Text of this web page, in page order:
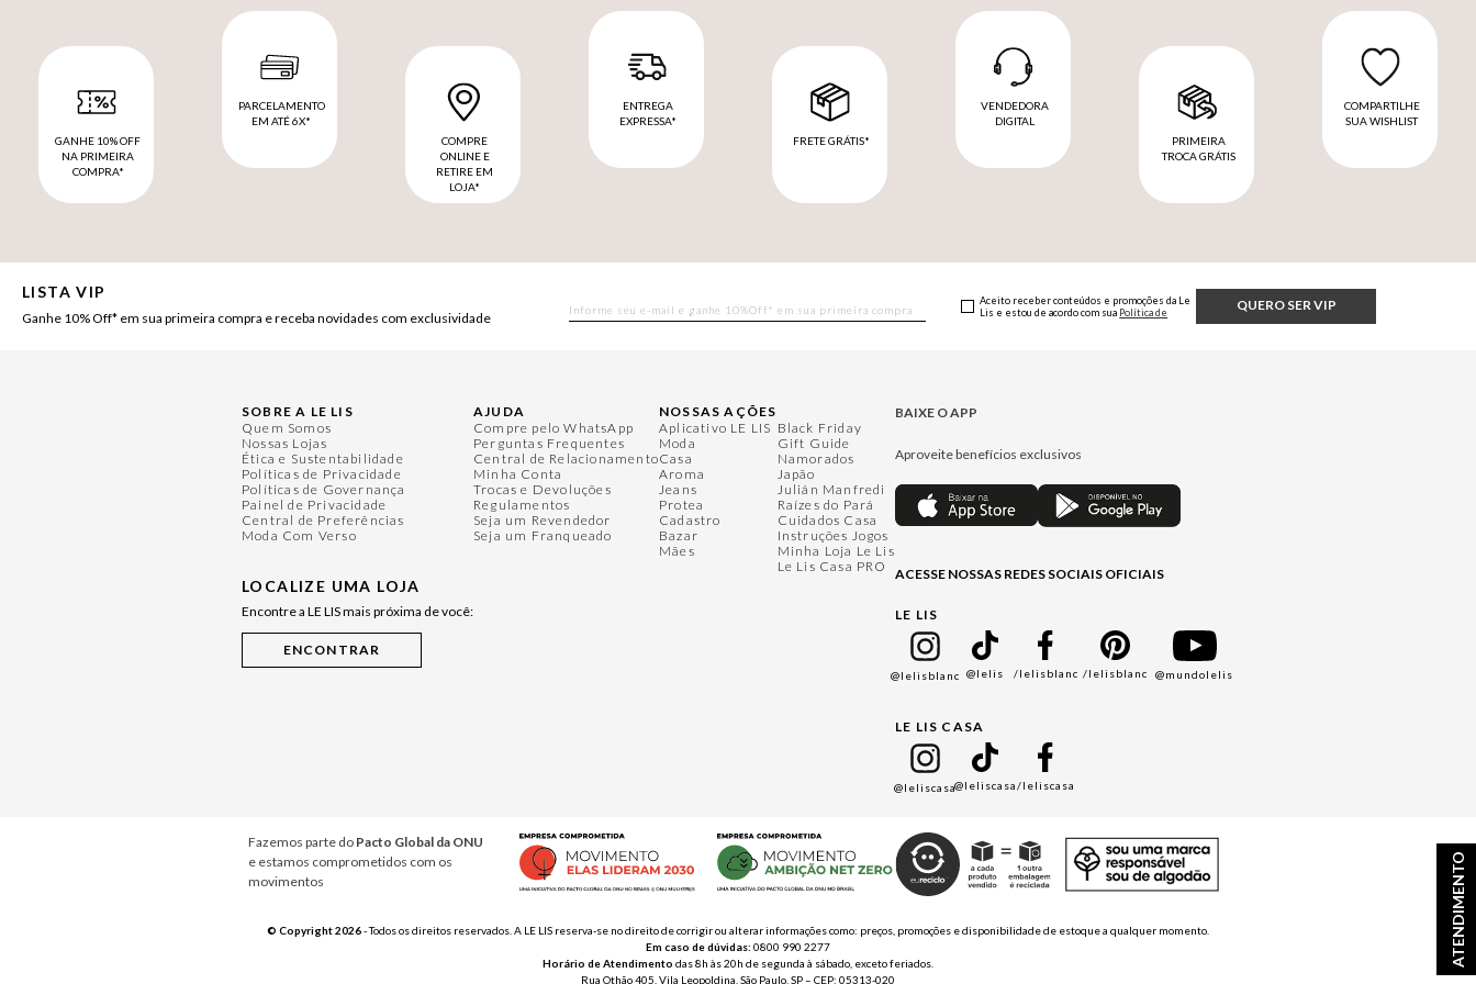
ATENDIMENTO
GANHE 10% OFF
NA PRIMEIRA
COMPRA*
PARCELAMENTO
EM ATÉ 6X*
COMPRE
ONLINE E
RETIRE EM
LOJA*
ENTREGA
EXPRESSA*
FRETE GRÁTIS*
VENDEDORA
DIGITAL
PRIMEIRA
TROCA GRÁTIS
COMPARTILHE
SUA WISHLIST
LISTA VIP
Ganhe 10% Off* em sua primeira compra e receba novidades com exclusividade
QUERO SER VIP
Aceito receber conteúdos e promoções da Le
Lis e estou de acordo com sua Política de
SOBRE A LE LIS
Quem Somos
Nossas Lojas
Ética e Sustentabilidade
Políticas de Privacidade
Políticas de Governança
Painel de Privacidade
Central de Preferências
Moda Com Verso
LOCALIZE UMA LOJA
Encontre a LE LIS mais próxima de você:
AJUDA
Compre pelo WhatsApp
Perguntas Frequentes
Central de Relacionamento
Minha Conta
Trocas e Devoluções
Regulamentos
Seja um Revendedor
Seja um Franqueado
NOSSAS AÇÕES
Aplicativo LE LIS
Moda
Casa
Aroma
Jeans
Protea
Cadastro
Bazar
Mães
Black Friday
Gift Guide
Namorados
Japão
Julián Manfredi
Raízes do Pará
Cuidados Casa
Instruções Jogos
Minha Loja Le Lis
Le Lis Casa PRO
BAIXE O APP
Aproveite benefícios exclusivos
ACESSE NOSSAS REDES SOCIAIS OFICIAIS
LE LIS
@lelisblanc @lelis /lelisblanc /lelisblanc @mundolelis
LE LIS CASA
@leliscasa@leliscasa/leliscasa
Fazemos parte do Pacto Global da ONU
e estamos comprometidos com os
movimentos
© Copyright 2026- Todos os direitos reservados. A LE LIS reserva-se no direito de corrigir ou alterar informações como: preços, promoções e disponibilidade de estoque a qualquer momento.
Em caso de dúvidas: 0800 990 2277
Horário de Atendimento das 8h às 20h de segunda à sábado, exceto feriados.
Rua Othão 405, Vila Leopoldina, São Paulo, SP – CEP: 05313-020